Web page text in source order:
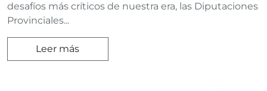
desafíos más críticos de nuestra era, las Diputaciones
Provinciales...
Leer más